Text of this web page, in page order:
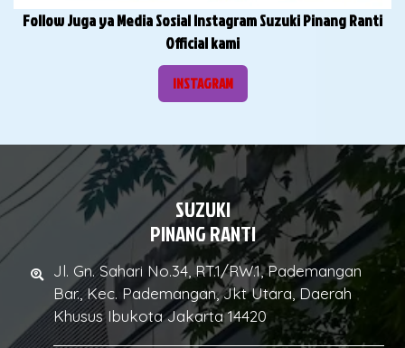
Follow Juga ya Media Sosial Instagram Suzuki Pinang Ranti
Official kami
INSTAGRAM
SUZUKI
PINANG RANTI
Jl. Gn. Sahari No.34, RT.1/RW.1, Pademangan
Bar., Kec. Pademangan, Jkt Utara, Daerah
Khusus Ibukota Jakarta 14420